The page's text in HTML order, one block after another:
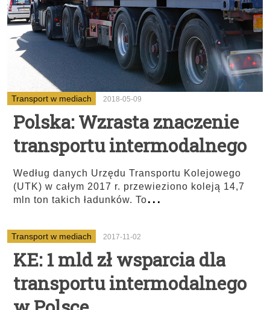
Transport w mediach 2018-05-09
Polska: Wzrasta znaczenie
transportu intermodalnego
Według danych Urzędu Transportu Kolejowego
(UTK) w całym 2017 r. przewieziono koleją 14,7
mln ton takich ładunków. To...
Transport w mediach 2017-11-02
KE: 1 mld zł wsparcia dla
transportu intermodalnego